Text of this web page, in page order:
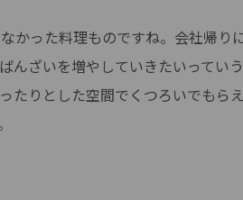
かった料理ものですね。会社帰り
んざいを増やしていきたいってい
たりとした空間でくつろいでもら